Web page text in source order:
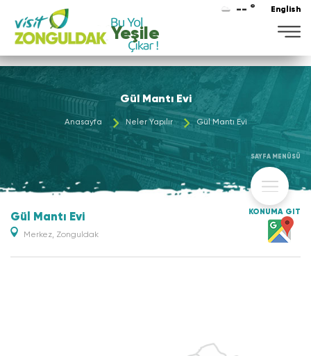
-- ° English
Yeşile
Gül Mantı Evi
Anasayfa Neler Yapılır Gül Mantı Evi
SAYFA MENÜSÜ
Gül Mantı Evi
Merkez, Zonguldak
KONUMA GİT